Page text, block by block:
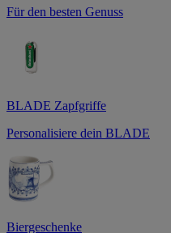
Für den besten Genuss
BLADE Zapfgriffe
Personalisiere dein BLADE
Biergeschenke